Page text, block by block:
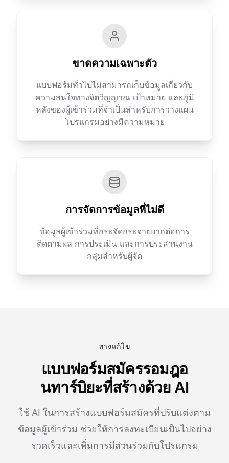
ขาดความเฉพาะตัว
แบบฟอร์มทั่วไปไม่สามารถเก็บข้อมูลเกี่ยวกับ
ความสนใจทางจิตวิญญาณ เป้าหมาย และภูมิ
หลังของผู้เข้าร่วมที่จำเป็นสำหรับการวางแผน
โปรแกรมอย่างมีความหมาย
การจัดการข้อมูลที่ไม่ดี
ข้อมูลผู้เข้าร่วมที่กระจัดกระจายยากต่อการ
ติดตามผล การประเมิน และการประสานงาน
กลุ่มสำหรับผู้จัด
ทางแก้ไข
แบบฟอร์มสมัครรอมฎอ
นทาร์บิยะที่สร้างด้วย AI
ใช้ AI ในการสร้างแบบฟอร์มสมัครที่ปรับแต่งตาม
ข้อมูลผู้เข้าร่วม ช่วยให้การลงทะเบียนเป็นไปอย่าง
รวดเร็วและเพิ่มการมีส่วนร่วมกับโปรแกรม